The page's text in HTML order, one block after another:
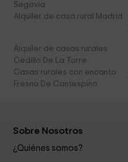
Segovia
Alquiler de casa rural Madrid
Alquiler de casas rurales
Cedillo De La Torre
Casas rurales con encanto
Fresno De Cantespino
Sobre Nosotros
¿Quiénes somos?